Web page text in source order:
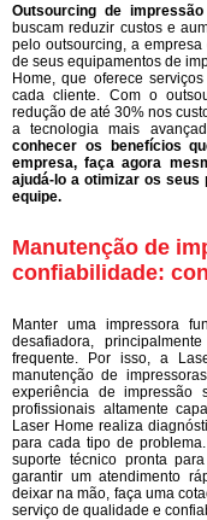
Outsourcing de impressão
buscam reduzir custos e
pelo outsourcing, a
de seus equipamentos de
Home, que oferece
cada cliente. Com o
redução de até 30% nos
a tecnologia mais
conhecer os benefícios
empresa, faça agora
ajudá-lo a otimizar os
equipe.
Manutenção de
confiabilidade:
Manter uma impressora
desafiadora,
frequente. Por isso, a
manutenção de
experiência de impressão
profissionais altamente
Laser Home realiza
para cada tipo de
suporte técnico pronta
garantir um atendimento
deixar na mão, faça uma
serviço de qualidade e